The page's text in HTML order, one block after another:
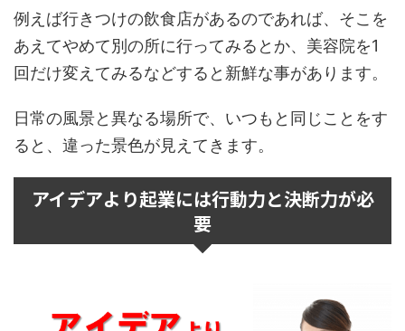
例えば行きつけの飲食店があるのであれば、そこを
あえてやめて別の所に行ってみるとか、美容院を1
回だけ変えてみるなどすると新鮮な事があります。
日常の風景と異なる場所で、いつもと同じことをす
ると、違った景色が見えてきます。
アイデアより起業には行動力と決断力が必
要